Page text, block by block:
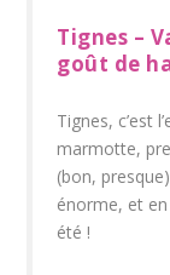
Tignes –
goût de
Tignes, c’est
marmotte,
(bon,
énorme, et
été !